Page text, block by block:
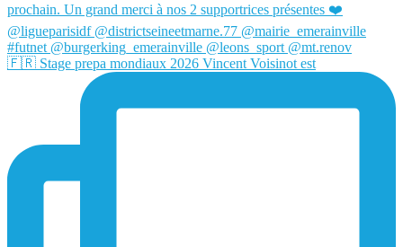
🇫🇷 Stage prepa mondiaux 2026 Vincent Voisinot est